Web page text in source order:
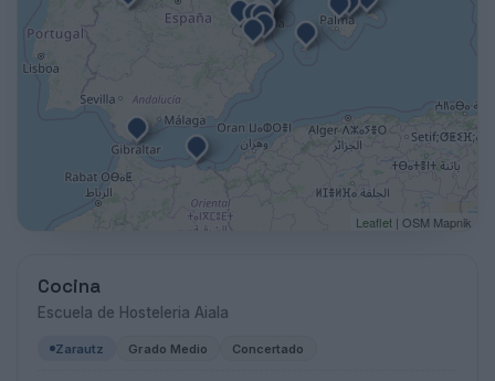
Cocina
Escuela de Hosteleria Aiala
Zarautz Grado Medio Concertado
Leaflet | OSM Mapnik